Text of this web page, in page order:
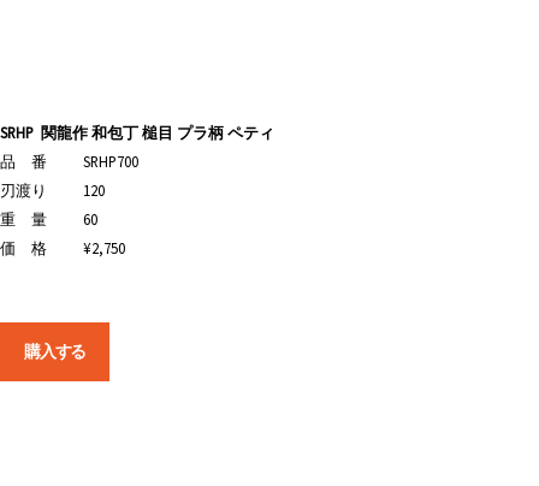
SRHP 関龍作 和包丁 槌目 プラ柄 ペティ
品 番
刃渡り
重 量
価 格
SRHP700
120
60
¥2,750
購入する